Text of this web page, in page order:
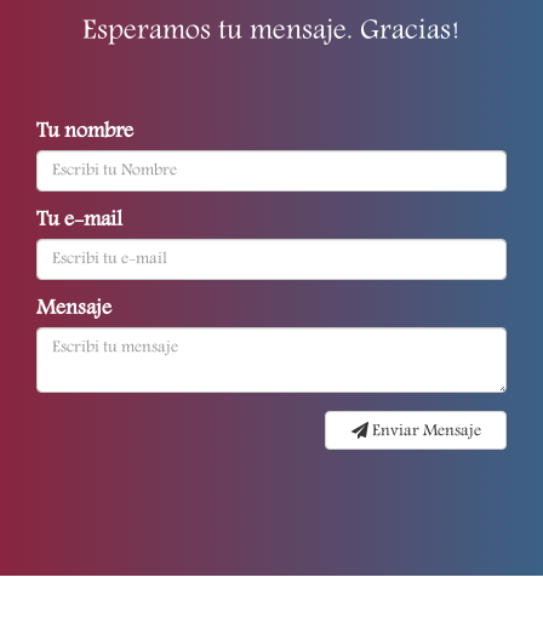
Esperamos tu mensaje. Gracias!
Tu nombre
Tu e-mail
Mensaje
Enviar Mensaje